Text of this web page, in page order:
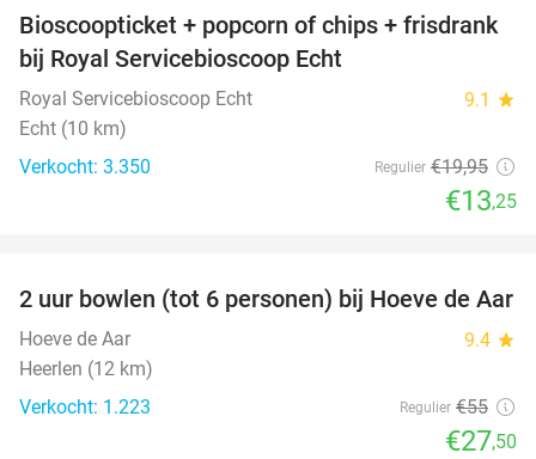
34%
Bioscoopticket + popcorn of chips + frisdrank
bij Royal Servicebioscoop Echt
Royal Servicebioscoop Echt 9.1 star
Echt (10 km)
Verkocht: 3.350
Regulier €19,95
€13,25
50%
2 uur bowlen (tot 6 personen) bij Hoeve de Aar
Hoeve de Aar 9.4 star
Heerlen (12 km)
Verkocht: 1.223
Regulier €55
€27,50